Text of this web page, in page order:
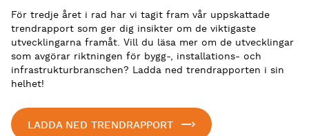
För tredje året i rad har vi tagit fram vår uppskattade
trendrapport som ger dig insikter om de viktigaste
utvecklingarna framåt. Vill du läsa mer om de utvecklingar
som avgörar riktningen för bygg-, installations- och
infrastrukturbranschen? Ladda ned trendrapporten i sin
helhet!
LADDA NED TRENDRAPPORT